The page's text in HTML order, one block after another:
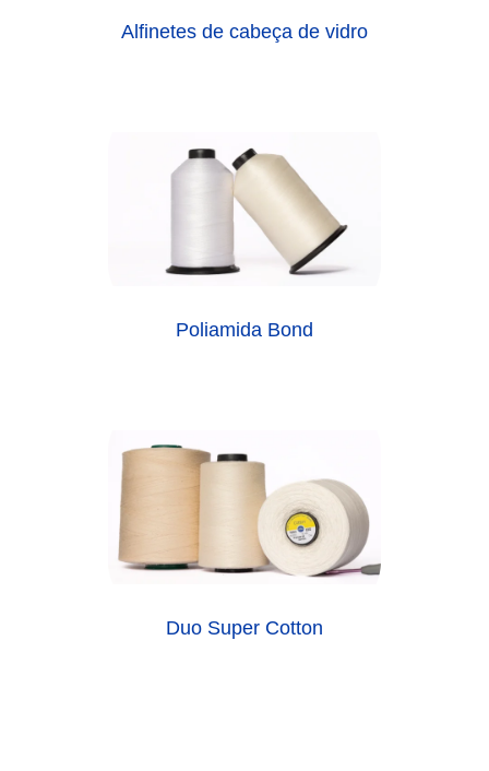
Alfinetes de cabeça de vidro
Poliamida Bond
Duo Super Cotton